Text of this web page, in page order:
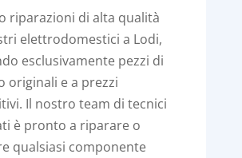
riparazioni di alta qualità
elettrodomestici a Lodi,
esclusivamente pezzi di
originali e a prezzi
Il nostro team di tecnici
è pronto a riparare o
qualsiasi componente